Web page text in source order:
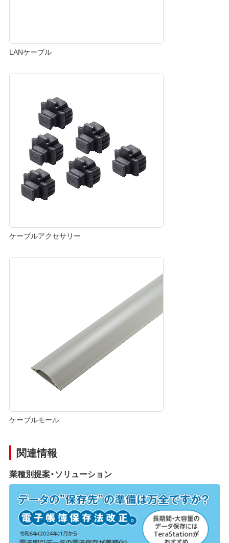
LANケーブル
ケーブルアクセサリー
ケーブルモール
関連情報
業種別提案・ソリューション